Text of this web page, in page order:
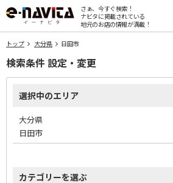
さぁ、今すぐ検索！
ナビタに掲載されている
地元のお店の情報が満載！
トップ 大分県 日田市
検索条件 設定・変更
選択中のエリア
大分県
日田市
カテゴリーを選ぶ